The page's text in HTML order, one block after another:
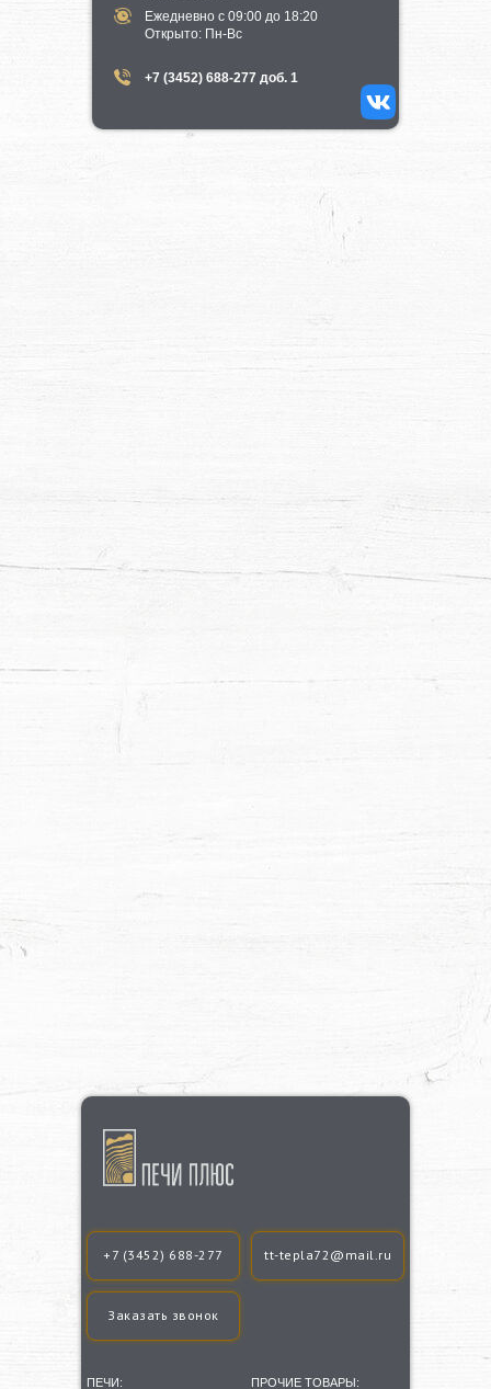
Ежедневно с 09:00 до 18:20
​Открыто​: Пн-Вс
+7 (3452) 688-277 доб. 1
Заказать звонок
+7 (3452) 688-277 tt-tepla72@mail.ru
ПЕЧИ: ПРОЧИЕ ТОВАРЫ: